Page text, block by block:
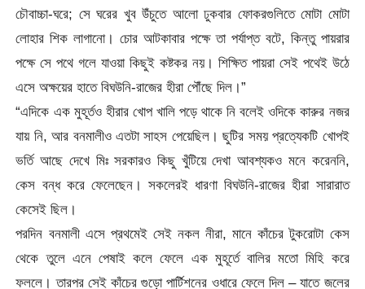
চৌবাচ্চা-ঘরে; সে ঘরের খুব উঁচুতে আলো ঢুকবার ফোকরগুলিতে মোটা মোটা
লোহার শিক লাগানো। চোর আটকাবার পক্ষে তা পর্যাপ্ত বটে, কিন্তু পায়রার
পক্ষে সে পথে গলে যাওয়া কিছুই কষ্টকর নয়। শিক্ষিত পায়রা সেই পথেই উঠে
এসে অক্ষয়ের হাতে বিঘউনি-রাজের হীরা পৌঁছে দিল।”
“এদিকে এক মুহূর্তও হীরার খোপ খালি পড়ে থাকে নি বলেই ওদিকে কারুর নজর
যায় নি, আর বনমালীও এতটা সাহস পেয়েছিল। ছুটির সময় প্রত্যেকটি খোপই
ভর্তি আছে দেখে মিঃ সরকারও কিছু খুঁটিয়ে দেখা আবশ্যকও মনে করেননি,
কেস বন্ধ করে ফেলেছেন। সকলেরই ধারণা বিঘউনি-রাজের হীরা সারারাত
কেসেই ছিল।
পরদিন বনমালী এসে প্রথমেই সেই নকল নীরা, মানে কাঁচের টুকরোটা কেস
থেকে তুলে এনে পেষাই কলে ফেলে এক মুহূর্তে বালির মতো মিহি করে
ফললে। তারপর সেই কাঁচের গুড়ো পার্টিশনের ওধারে ফেলে দিল – যাতে জলের